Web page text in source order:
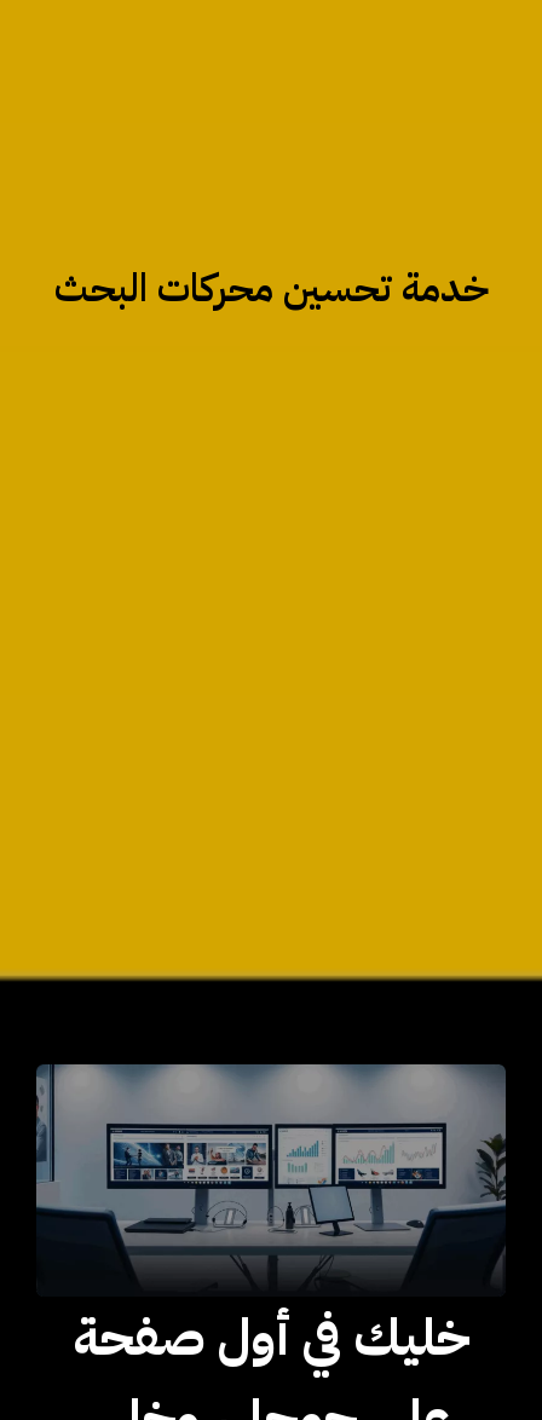
خدمة تحسين محركات البحث
خليك في أول صفحة